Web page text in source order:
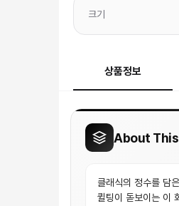
크기
상품정보
About
클래식의 정수를 담
퀼팅이 돋보이는 이